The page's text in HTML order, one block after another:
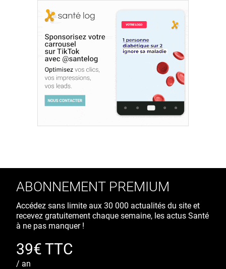
ABONNEMENT PREMIUM
Accédez sans limite aux 30 000 actualités du site et
recevez gratuitement chaque semaine, les actus Santé
à ne pas manquer !
39€ TTC
/ an